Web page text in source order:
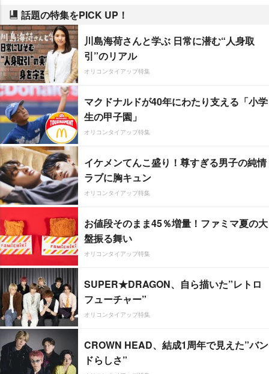
話題の特集をPICK UP！
川島海荷さんと学ぶ 日常に潜む“人身取
引”のリアル
オリコンタイアップ特集
マクドナルドが40年にわたり支える「小学
生の甲子園」
オリコンタイアップ特集
イケメンてんこ盛り！尊すぎる男子の純情
ラブに胸キュン
オリコンタイアップ特集
お値段そのまま45％増量！ファミマ夏の大
盤振る舞い
オリコンタイアップ特集
SUPER★DRAGON、自ら描いた”レトロ
フューチャー”
オリコンタイアップ特集
CROWN HEAD、結成1周年で見えた”バン
ドらしさ”